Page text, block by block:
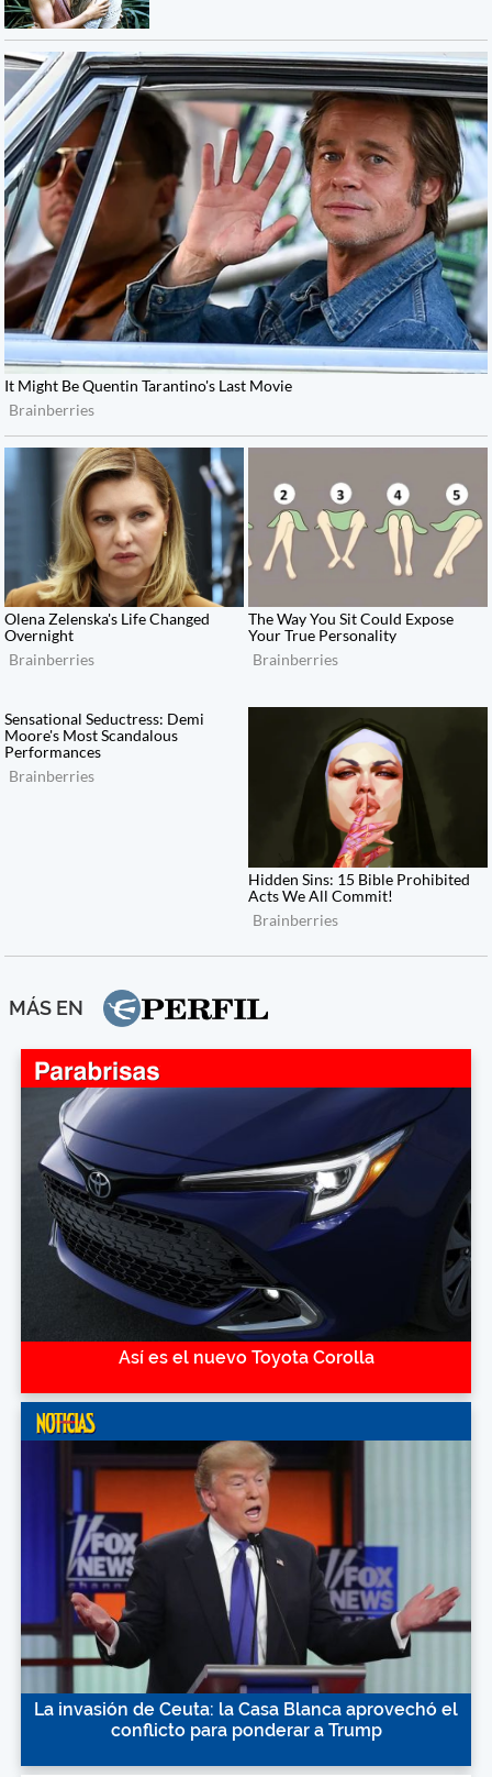
MÁS EN
Así es el nuevo Toyota Corolla
La invasión de Ceuta: la Casa Blanca aprovechó el
conflicto para ponderar a Trump